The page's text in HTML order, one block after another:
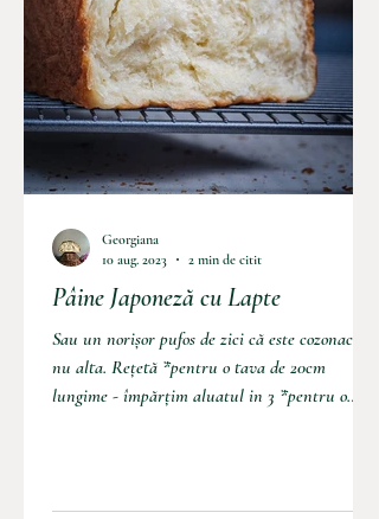
Pâine Japoneză cu Lapte
Sau un norișor pufos de zici că este cozonac și
nu alta. Rețetă *pentru o tava de 20cm
lungime - împărțim aluatul in 3 *pentru o
Georgiana
10 aug. 2023
2 min de citit